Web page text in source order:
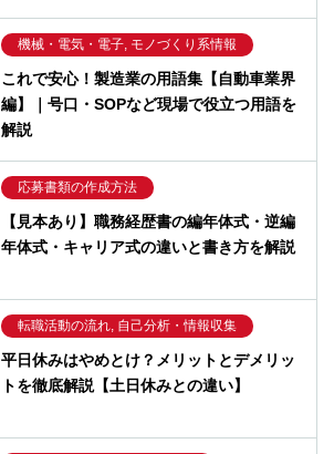
機械・電気・電子, モノづくり系情報
これで安心！製造業の用語集【自動車業界
編】｜号口・SOPなど現場で役立つ用語を
解説
応募書類の作成方法
【見本あり】職務経歴書の編年体式・逆編
年体式・キャリア式の違いと書き方を解説
転職活動の流れ, 自己分析・情報収集
平日休みはやめとけ？メリットとデメリッ
トを徹底解説【土日休みとの違い】